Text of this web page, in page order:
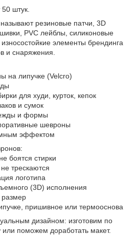
штук.
резиновые патчи, 3D
PVC лейблы, силиконовые
элементы брендинга
и снаряжения.
липучке (Velcro)
для худи, курток, кепок
и сумок
и формы
шевроны
эффектом
боятся стирки
трескаются
логотипа
(3D) исполнения
пришивное или термооснова
дизайном: изготовим по
или поможем доработать макет.